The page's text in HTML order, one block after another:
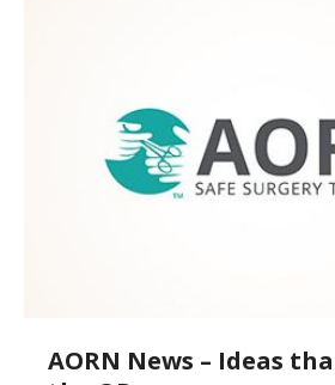
AORN News – Ideas